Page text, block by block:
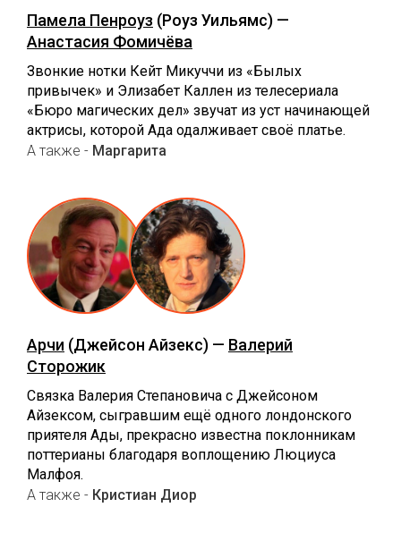
Памела Пенроуз (Роуз Уильямс) —
Анастасия Фомичёва
Звонкие нотки Кейт Микуччи из «Былых
привычек» и Элизабет Каллен из телесериала
«Бюро магических дел» звучат из уст начинающей
актрисы, которой Ада одалживает своё платье.
А также - Маргарита
Арчи (Джейсон Айзекс) — Валерий
Сторожик
Связка Валерия Степановича с Джейсоном
Айзексом, сыгравшим ещё одного лондонского
приятеля Ады, прекрасно известна поклонникам
поттерианы благодаря воплощению Люциуса
Малфоя.
А также - Кристиан Диор